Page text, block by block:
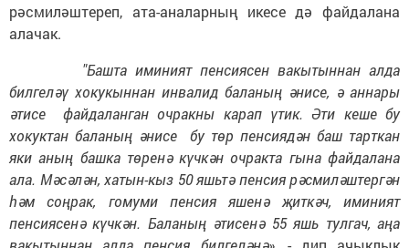
рәсмиләштереп, ата-аналарның икесе дә файдалана
алачак.
"Башта иминият пенсиясен вакытыннан алда
билгеләү хокукыннан инвалид баланың әнисе, ә аннары
әтисе файдаланган очракны карап үтик. Әти кеше бу
хокуктан баланың әнисе бу төр пенсиядән баш тарткан
яки аның башка төренә күчкән очракта гына файдалана
ала. Мәсәлән, хатын-кыз 50 яшьтә пенсия рәсмиләштергән
һәм соңрак, гомуми пенсия яшенә җиткәч, иминият
пенсиясенә күчкән. Баланың әтисенә 55 яшь тулгач, аңа